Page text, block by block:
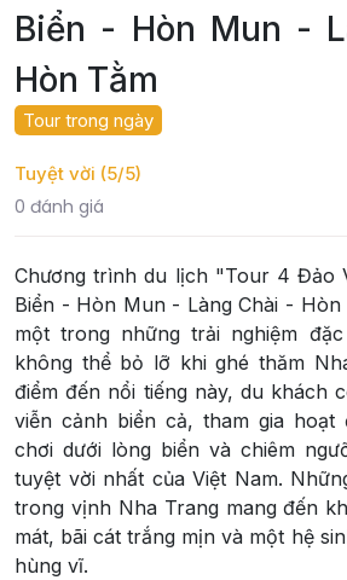
Biển - Hòn Mun -
Hòn Tằm
Tour trong ngày
Tuyệt vời (5/5)
0 đánh giá
Chương trình du lịch "Tour 4 Đảo
Biển - Hòn Mun - Làng Chài -
một trong những trải nghiệm
không thể bỏ lỡ khi ghé thăm
điểm đến nổi tiếng này, du khách
viễn cảnh biển cả, tham gia hoạt
chơi dưới lòng biển và chiêm
tuyệt vời nhất của Việt Nam.
trong vịnh Nha Trang mang đến
mát, bãi cát trắng mịn và một hệ
hùng vĩ.